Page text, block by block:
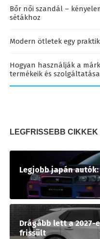
Bőr női szandál –
sétákhoz
Modern ötletek egy
Hogyan használják a
termékeik és
LEGFRISSEBB CIKKEK
Legjobb japán
Drágább lett a 2027-
frissült